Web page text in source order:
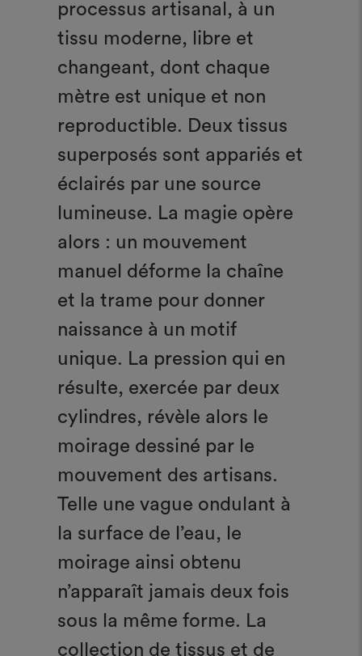
processus artisanal, à un
tissu moderne, libre et
changeant, dont chaque
mètre est unique et non
reproductible. Deux tissus
superposés sont appariés et
éclairés par une source
lumineuse. La magie opère
alors : un mouvement
manuel déforme la chaîne
et la trame pour donner
naissance à un motif
unique. La pression qui en
résulte, exercée par deux
cylindres, révèle alors le
moirage dessiné par le
mouvement des artisans.
Telle une vague ondulant à
la surface de l’eau, le
moirage ainsi obtenu
n’apparaît jamais deux fois
sous la même forme. La
collection de tissus et de